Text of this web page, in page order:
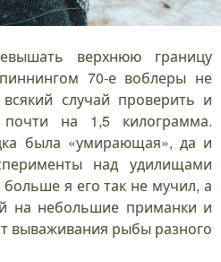
верхнюю границу
70-е воблеры не
случай проверить и
на 1,5 килограмма.
была «умирающая», да и
над удилищами
я его так не мучил, а
на небольшие приманки и
вываживания рыбы разного